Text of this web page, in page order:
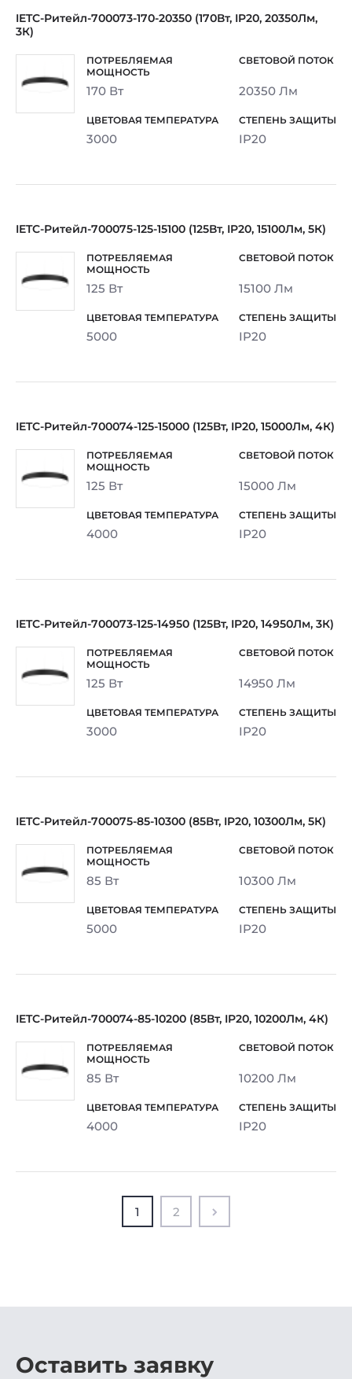
IETC-Ритейл-700073-170-20350 (170Вт, IP20, 20350Лм,
3К)
170 Вт 20350 Лм
3000 IP20
IETC-Ритейл-700075-125-15100 (125Вт, IP20, 15100Лм, 5К)
125 Вт 15100 Лм
5000 IP20
IETC-Ритейл-700074-125-15000 (125Вт, IP20, 15000Лм, 4К)
125 Вт 15000 Лм
4000 IP20
IETC-Ритейл-700073-125-14950 (125Вт, IP20, 14950Лм, 3К)
125 Вт 14950 Лм
3000 IP20
IETC-Ритейл-700075-85-10300 (85Вт, IP20, 10300Лм, 5К)
85 Вт 10300 Лм
5000 IP20
IETC-Ритейл-700074-85-10200 (85Вт, IP20, 10200Лм, 4К)
85 Вт 10200 Лм
4000 IP20
1 2
Оставить заявку